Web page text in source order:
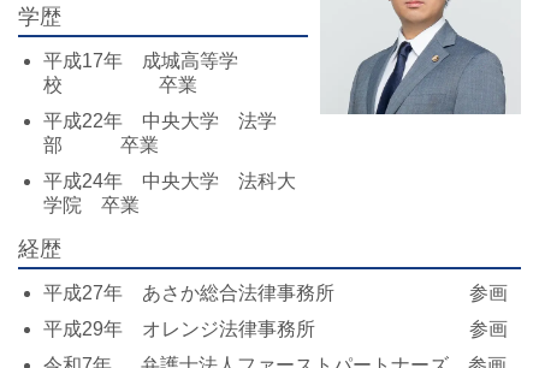
学歴
平成17年 成城高等学
校 卒業
平成22年 中央大学 法学
部 卒業
平成24年 中央大学 法科大
学院 卒業
経歴
平成27年 あさか総合法律事務所 参画
平成29年 オレンジ法律事務所 参画